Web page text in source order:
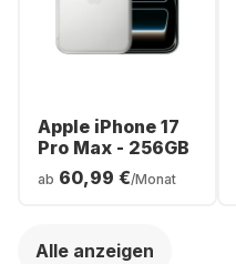
Apple iPhone 17
Pro Max - 256GB
ab 60,99 €/Monat
Alle anzeigen